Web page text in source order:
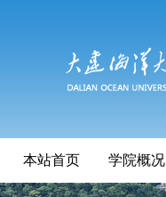
本站首页 学院概况